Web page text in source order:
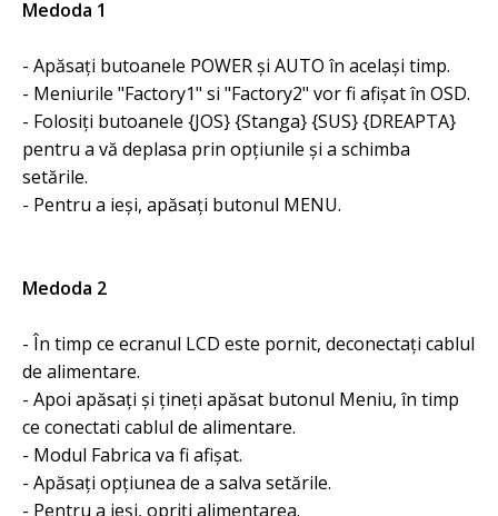
Medoda 1
- Apăsați butoanele POWER și AUTO în același timp.
- Meniurile "Factory1" si "Factory2" vor fi afișat în OSD.
- Folosiți butoanele {JOS} {Stanga} {SUS} {DREAPTA}
pentru a vă deplasa prin opțiunile și a schimba
setările.
- Pentru a ieși, apăsați butonul MENU.
Medoda 2
- În timp ce ecranul LCD este pornit, deconectați cablul
de alimentare.
- Apoi apăsați și țineți apăsat butonul Meniu, în timp
ce conectati cablul de alimentare.
- Modul Fabrica va fi afișat.
- Apăsați opțiunea de a salva setările.
- Pentru a ieși, opriți alimentarea.